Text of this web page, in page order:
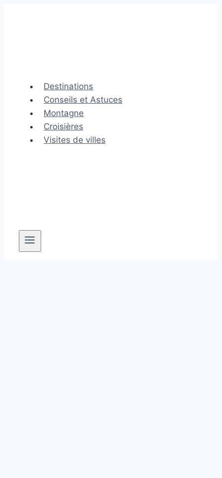
Destinations
Conseils et Astuces
Montagne
Croisières
Visites de villes